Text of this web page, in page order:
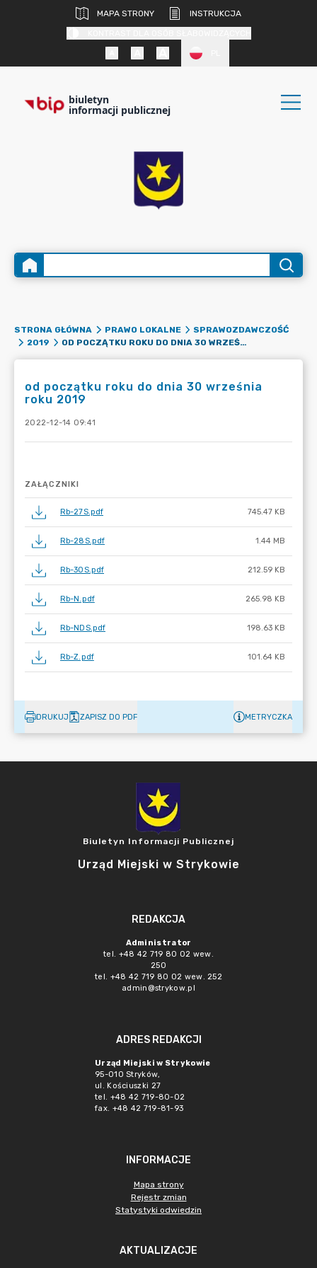
MAPA STRONY
INSTRUKCJA
biuletyn
informacji publicznej
STRONA GŁÓWNA PRAWO LOKALNE
SPRAWOZDAWCZOŚĆ
2019
OD POCZĄTKU ROKU DO DNIA 30 WRZEŚNIA ROKU 2019
od początku roku do dnia 30 września
roku 2019
2022-12-14 09:41
ZAŁĄCZNIKI
Rb-27S.pdf 745.47 KB
Rb-28S.pdf 1.44 MB
Rb-30S.pdf 212.59 KB
Rb-N.pdf 265.98 KB
Rb-NDS.pdf 198.63 KB
Rb-Z.pdf 101.64 KB
DRUKUJ ZAPISZ DO PDF METRYCZKA
Biuletyn Informacji Publicznej
Urząd Miejski w Strykowie
REDAKCJA
Administrator
tel. +48 42 719 80 02 wew.
250
tel. +48 42 719 80 02 wew. 252
admin@strykow.pl
ADRES REDAKCJI
Urząd Miejski w Strykowie
95-010 Stryków,
ul. Kościuszki 27
tel. +48 42 719-80-02
fax. +48 42 719-81-93
INFORMACJE
Mapa strony
Rejestr zmian
Statystyki odwiedzin
AKTUALIZACJE